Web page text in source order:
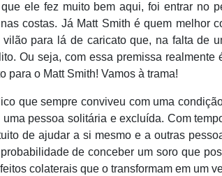
ele fez muito bem aqui, foi entrar no
costas. Já Matt Smith é quem melhor
vilão para lá de caricato que, na falta de
Ou seja, com essa premissa realmente
para o Matt Smith! Vamos à trama!
que sempre conviveu com uma
pessoa solitária e excluída. Com
de ajudar a si mesmo e a outras
de conceber um soro que
colaterais que o transformam em um